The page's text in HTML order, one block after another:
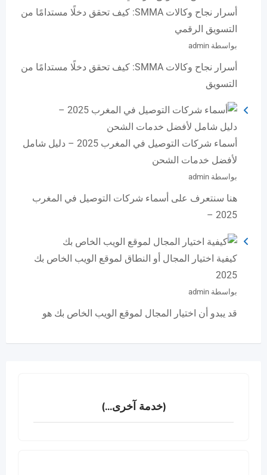
أسرار نجاح وكالات SMMA: كيف تحقق دخلًا مستدامًا من
التسويق الرقمي
بواسطة admin
أسرار نجاح وكالات SMMA: كيف تحقق دخلًا مستدامًا من
التسويق
أسماء شركات التوصيل في المغرب 2025 – دليل شامل
لأفضل خدمات الشحن
بواسطة admin
هنا سنتعرف على أسماء شركات التوصيل في المغرب
2025 –
كيفية اختيار المجال أو النطاق لموقع الويب الخاص بك
2025
بواسطة admin
قد يبدو أن اختيار المجال لموقع الويب الخاص بك هو
(خدمة آخرى...)